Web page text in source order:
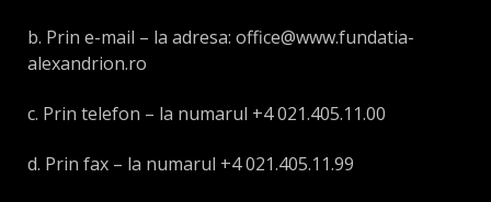
b. Prin e-mail – la adresa: office@www.fundatia-
alexandrion.ro
c. Prin telefon – la numarul +4 021.405.11.00
d. Prin fax – la numarul +4 021.405.11.99